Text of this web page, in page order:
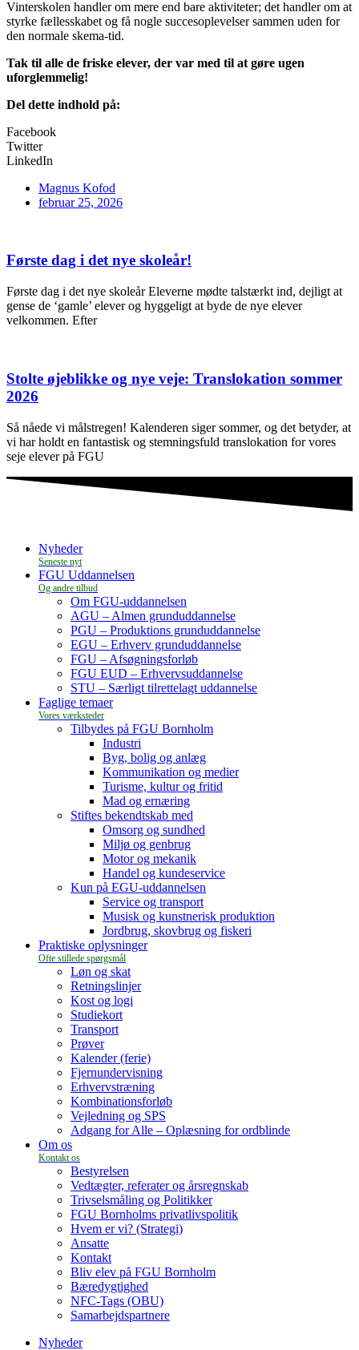
Vinterskolen handler om mere end bare aktiviteter; det handler om at
styrke fællesskabet og få nogle succesoplevelser sammen uden for
den normale skema-tid.
Tak til alle de friske elever, der var med til at gøre ugen
uforglemmelig!
Del dette indhold på:
Facebook
Twitter
LinkedIn
Magnus Kofod
februar 25, 2026
Første dag i det nye skoleår!
Første dag i det nye skoleår Eleverne mødte talstærkt ind, dejligt at
gense de ‘gamle’ elever og hyggeligt at byde de nye elever
velkommen. Efter
Stolte øjeblikke og nye veje: Translokation sommer
2026
Så nåede vi målstregen! Kalenderen siger sommer, og det betyder, at
vi har holdt en fantastisk og stemningsfuld translokation for vores
seje elever på FGU
Nyheder
FGU Uddannelsen
Om FGU-uddannelsen
AGU – Almen grunduddannelse
PGU – Produktions grunduddannelse
EGU – Erhverv grunduddannelse
FGU – Afsøgningsforløb
FGU EUD – Erhvervsuddannelse
STU – Særligt tilrettelagt uddannelse
Faglige temaer
Tilbydes på FGU Bornholm
Industri
Byg, bolig og anlæg
Kommunikation og medier
Turisme, kultur og fritid
Mad og ernæring
Stiftes bekendtskab med
Omsorg og sundhed
Miljø og genbrug
Motor og mekanik
Handel og kundeservice
Kun på EGU-uddannelsen
Service og transport
Musisk og kunstnerisk produktion
Jordbrug, skovbrug og fiskeri
Praktiske oplysninger
Løn og skat
Retningslinjer
Kost og logi
Studiekort
Transport
Prøver
Kalender (ferie)
Fjernundervisning
Erhvervstræning
Kombinationsforløb
Vejledning og SPS
Adgang for Alle – Oplæsning for ordblinde
Om os
Bestyrelsen
Vedtægter, referater og årsregnskab
Trivselsmåling og Politikker
FGU Bornholms privatlivspolitik
Hvem er vi? (Strategi)
Ansatte
Kontakt
Bliv elev på FGU Bornholm
Bæredygtighed
NFC-Tags (OBU)
Samarbejdspartnere
Nyheder